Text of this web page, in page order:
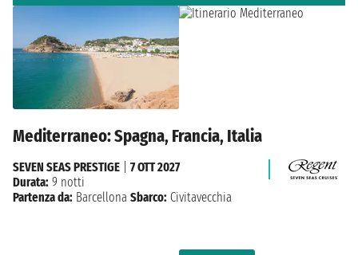
Mediterraneo: Spagna, Francia, Italia
SEVEN SEAS PRESTIGE
7 OTT 2027
Durata: 9 notti
Partenza da: Barcellona Sbarco: Civitavecchia